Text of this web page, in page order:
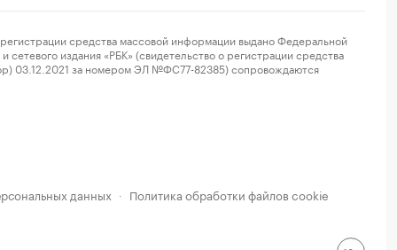
средства массовой информации выдано Федеральной
издания «РБК» (свидетельство о регистрации средства
03.12.2021 за номером ЭЛ №ФС77-82385) сопровождаются
данных · Политика обработки файлов cookie